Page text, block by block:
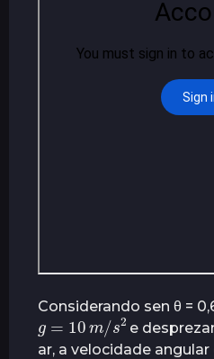
Considerando sen θ =
g=10m/s2
e
ar, a velocidade